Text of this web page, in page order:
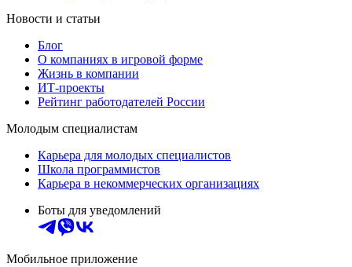
Новости и статьи
Блог
О компаниях в игровой форме
Жизнь в компании
ИТ-проекты
Рейтинг работодателей России
Молодым специалистам
Карьера для молодых специалистов
Школа программистов
Карьера в некоммерческих организациях
Боты для уведомлений
Мобильное приложение